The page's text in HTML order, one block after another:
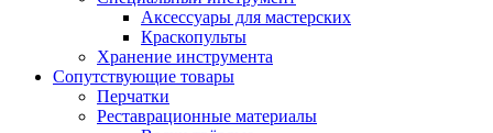
Аксессуары для мастерских
Краскопульты
Хранение инструмента
Сопутствующие товары
Перчатки
Реставрационные материалы